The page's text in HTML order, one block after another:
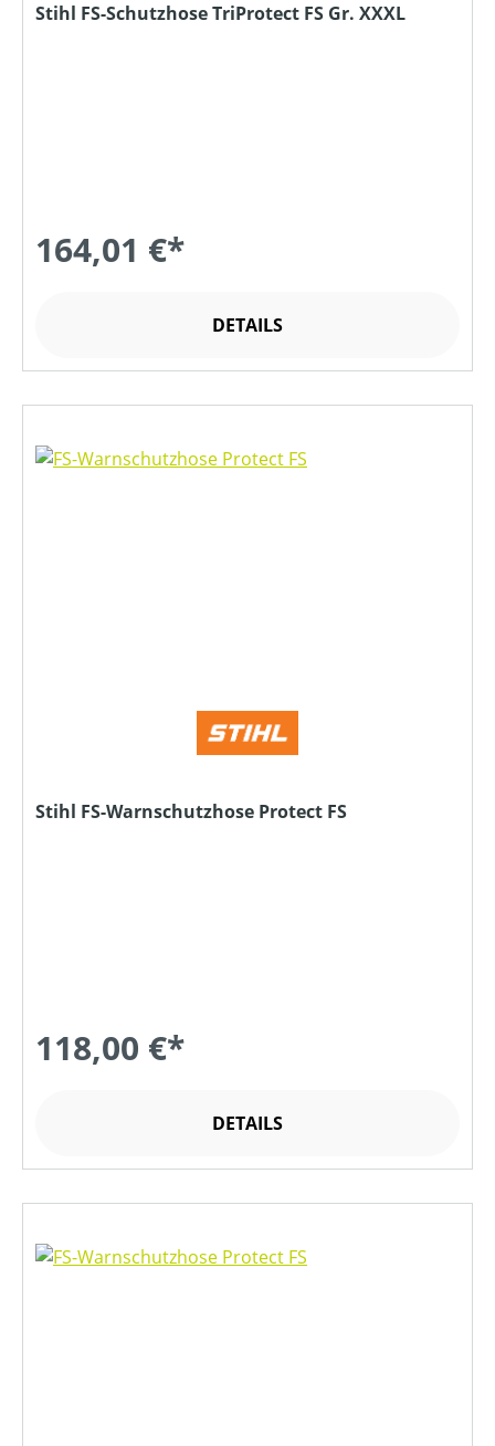
Stihl FS-Schutzhose TriProtect FS Gr. XXXL
164,01 €*
DETAILS
Stihl FS-Warnschutzhose Protect FS
118,00 €*
DETAILS